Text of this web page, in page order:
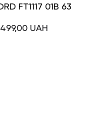
FT1117 01B 63
UAH